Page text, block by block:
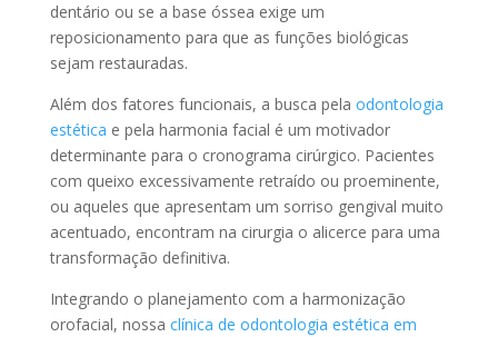
dentário ou se a base óssea exige um
reposicionamento para que as funções biológicas
sejam restauradas.
Além dos fatores funcionais, a busca pela odontologia
estética e pela harmonia facial é um motivador
determinante para o cronograma cirúrgico. Pacientes
com queixo excessivamente retraído ou proeminente,
ou aqueles que apresentam um sorriso gengival muito
acentuado, encontram na cirurgia o alicerce para uma
transformação definitiva.
Integrando o planejamento com a harmonização
orofacial, nossa clínica de odontologia estética em